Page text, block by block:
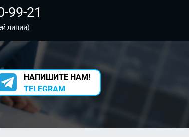
99-21
линии)
НАПИШИТЕ НАМ!
TELEGRAM